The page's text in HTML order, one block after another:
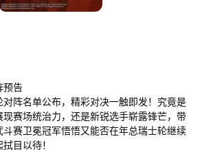
预告
阵名单公布，精彩对决一触即发！究竟是
赛场统治力，还是新锐选手崭露锋芒，带
赛卫冕冠军悟悟又能否在年总瑞士轮继续
目以待！